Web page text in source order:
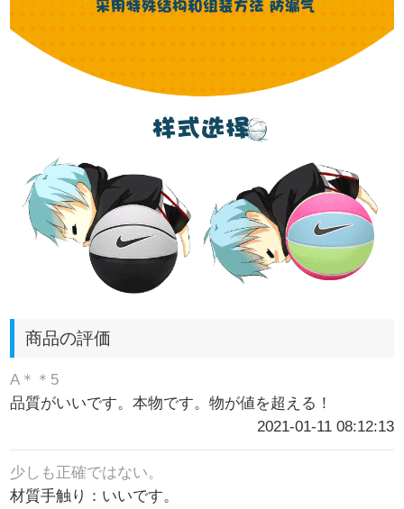
商品の評価
A＊＊5
品質がいいです。本物です。物が値を超える！
2021-01-11 08:12:13
少しも正確ではない。
材質手触り：いいです。